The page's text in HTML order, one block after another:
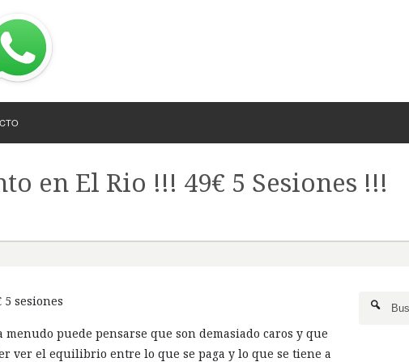
en El Rio !!! 49€ 5 Sesiones !!!
sesiones
puede pensarse que son demasiado caros y que
ver el equilibrio entre lo que se paga y lo que se tiene a